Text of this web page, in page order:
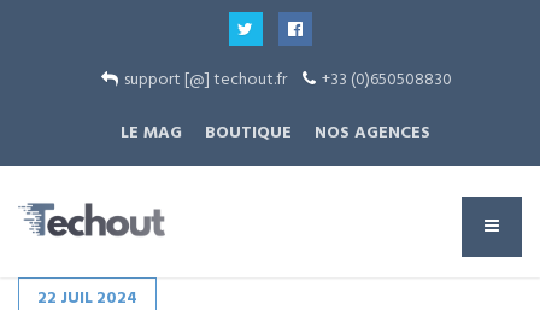
support [@] techout.fr
+33 (0)650508830
LE MAG
BOUTIQUE NOS AGENCES
22 JUIL2024